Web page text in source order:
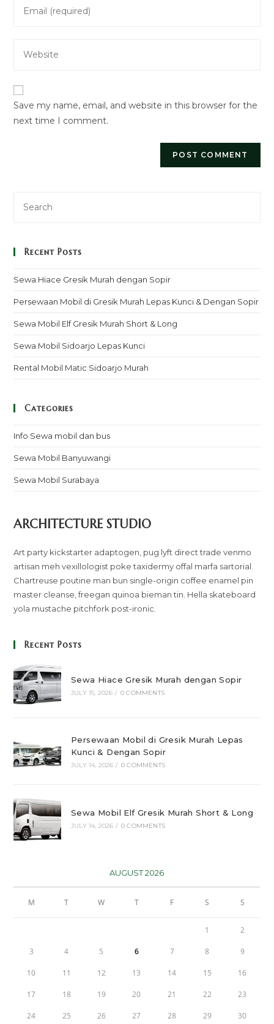
comment
your
address
your
URL
(optional)
Save my name, email, and website in this browser for the
next time I comment.
Recent Posts
Sewa Hiace Gresik Murah dengan Sopir
Persewaan Mobil di Gresik Murah Lepas Kunci & Dengan Sopir
Sewa Mobil Elf Gresik Murah Short & Long
Sewa Mobil Sidoarjo Lepas Kunci
Rental Mobil Matic Sidoarjo Murah
Categories
Info Sewa mobil dan bus
Sewa Mobil Banyuwangi
Sewa Mobil Surabaya
ARCHITECTURE STUDIO
Art party kickstarter adaptogen, pug lyft direct trade venmo
artisan meh vexillologist poke taxidermy offal marfa sartorial.
Chartreuse poutine man bun single-origin coffee enamel pin
master cleanse, freegan quinoa bieman tin. Hella skateboard
yola mustache pitchfork post-ironic.
Recent Posts
Sewa Hiace Gresik Murah dengan Sopir
JULY 15, 2026 / 0 COMMENTS
Persewaan Mobil di Gresik Murah Lepas
Kunci & Dengan Sopir
JULY 14, 2026 / 0 COMMENTS
Sewa Mobil Elf Gresik Murah Short & Long
JULY 14, 2026 / 0 COMMENTS
AUGUST 2026
M T W T F S S
1 2
3 4 5 6 7 8 9
10 11 12 13 14 15 16
17 18 19 20 21 22 23
24 25 26 27 28 29 30